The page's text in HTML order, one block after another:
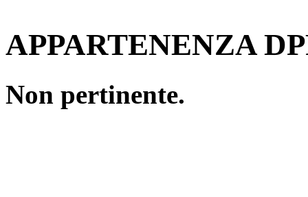
APPARTENENZA
Non pertinente.